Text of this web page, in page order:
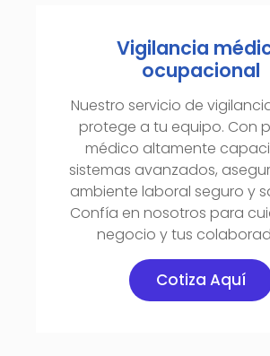
Vigilancia
ocupacional
Nuestro servicio de
protege a tu equipo. Con
médico altamente
sistemas avanzados,
ambiente laboral seguro y
Confía en nosotros para
negocio y tus
Cotiza Aquí